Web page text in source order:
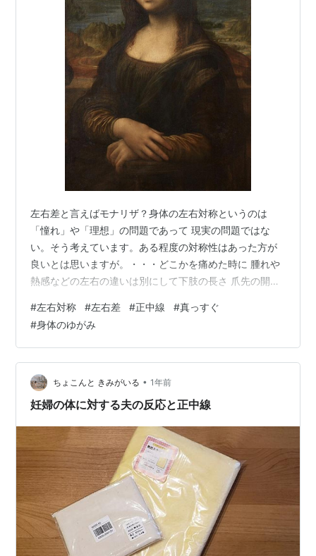
左右差と言えばモナリザ？身体の左右対称というのは
「憧れ」や「理想」の問題であって 現実の問題ではな
い。そう考えています。ある程度の対称性はあった方が
良いとは思いますが。・・・どこかを痛めた時に 腫れや
熱感などの左右の違いは別にして下肢の長さ 爪先の開き
施術の方針を決めることは ほとんどありません。 身体の
左右は差があるもの、 左右は違うという 前提で診ている
からです。 誤解されると困りますが 左右差を基準の一つ
とされて施術されてる方々を 否定する気は全くありませ
んし 素晴らしい効果を出されている方々も 多く居らっし
ゃるのは 当然、承知し…
#左右対称 #左右差 #正中線 #真っすぐ
#身体のゆがみ
ちょこんと きみがいる • 1年前
妊婦の体に対する夫の反応と正中線